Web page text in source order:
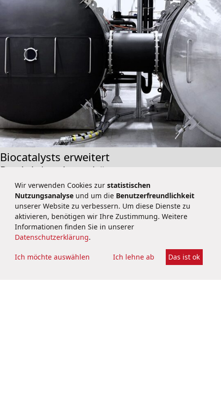
Biocatalysts erweitert
Produktionskapazitäten um
großtechnische Gefriertrocknungsanlage
Biocatalysts Ltd hat sein Produktionsportfolio an seinem
Standort in Cardiff durch den Bau einer großtechnischen
Gefriertrocknungsanlage erweitert.
Wir verwenden Cookies zur statistischen
Nutzungsanalyse und um die Benutzerfreundlichkeit
unserer Website zu verbessern. Um diese Dienste zu
aktivieren, benötigen wir Ihre Zustimmung. Weitere
Informationen finden Sie in unserer
Datenschutzerklärung.
Ich möchte auswählen Ich lehne ab Das ist ok